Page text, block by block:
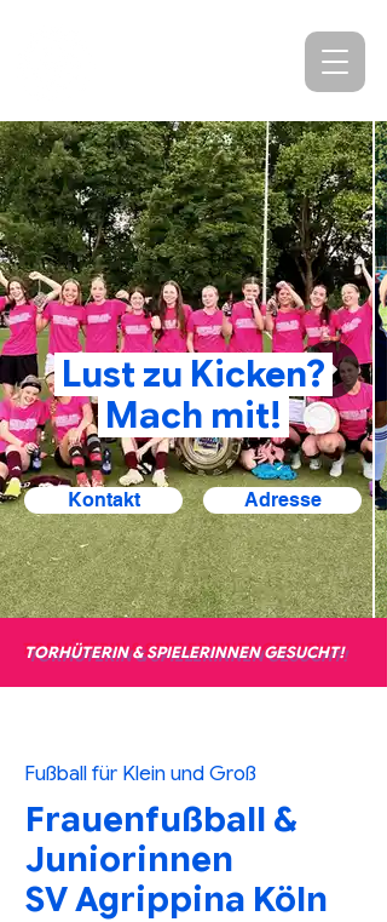
Kontakt Adresse
Lust zu Kicken?
Mach mit!
TORHÜTERIN & SPIELERINNEN GESUCHT!
Fußball für Klein und Groß
Frauenfußball &
Juniorinnen
SV Agrippina Köln